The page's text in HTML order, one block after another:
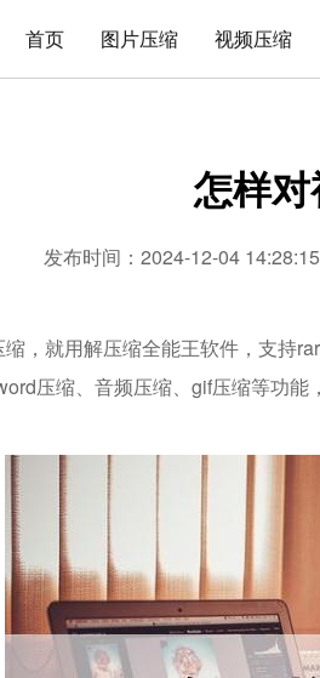
首页 图片压缩 视频压缩
怎样
发布时间：2024-12-04 14:28:15
，就用解压缩全能王软件，支持
压缩、音频压缩、gif压缩等功能